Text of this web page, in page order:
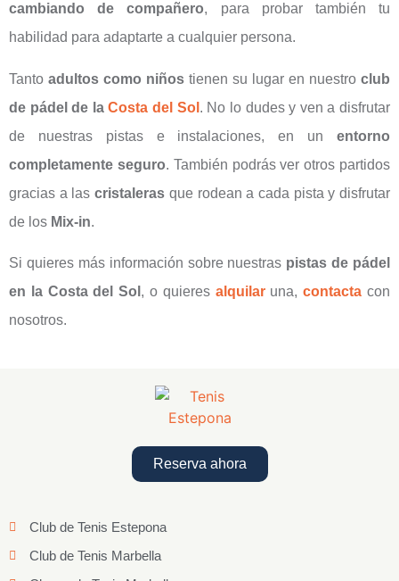
cambiando de compañero, para probar también tu
habilidad para adaptarte a cualquier persona.
Tanto adultos como niños tienen su lugar en nuestro club
de pádel de laCosta del Sol . No lo dudes y ven a disfrutar
de nuestras pistas e instalaciones, en un entorno
completamente seguro. También podrás ver otros partidos
gracias a lascristaleras que rodean a cada pista y disfrutar
de los Mix-in.
Si quieres más información sobre nuestras pistas de pádel
en la Costa del Sol , o quieres alquilaruna,contacta con
nosotros.
Reserva ahora
Club de Tenis Estepona
Club de Tenis Marbella